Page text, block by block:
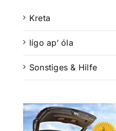
Kreta
lígo ap‘ óla
Sonstiges & Hilfe